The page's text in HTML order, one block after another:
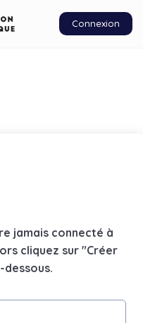
Connexion
jamais connecté à
cliquez sur "Créer